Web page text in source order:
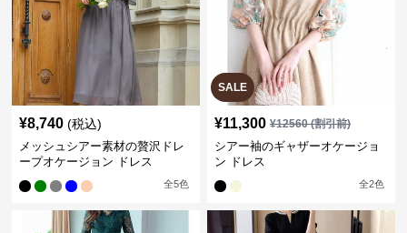
¥8,740 (税込)
メッシュシアー素材の贅沢ドレ
ープオケージョン ドレス
全5色
SALE
¥11,300 ¥12560(割引前)
シアー袖のギャザーオケージョ
ン ドレス
全2色